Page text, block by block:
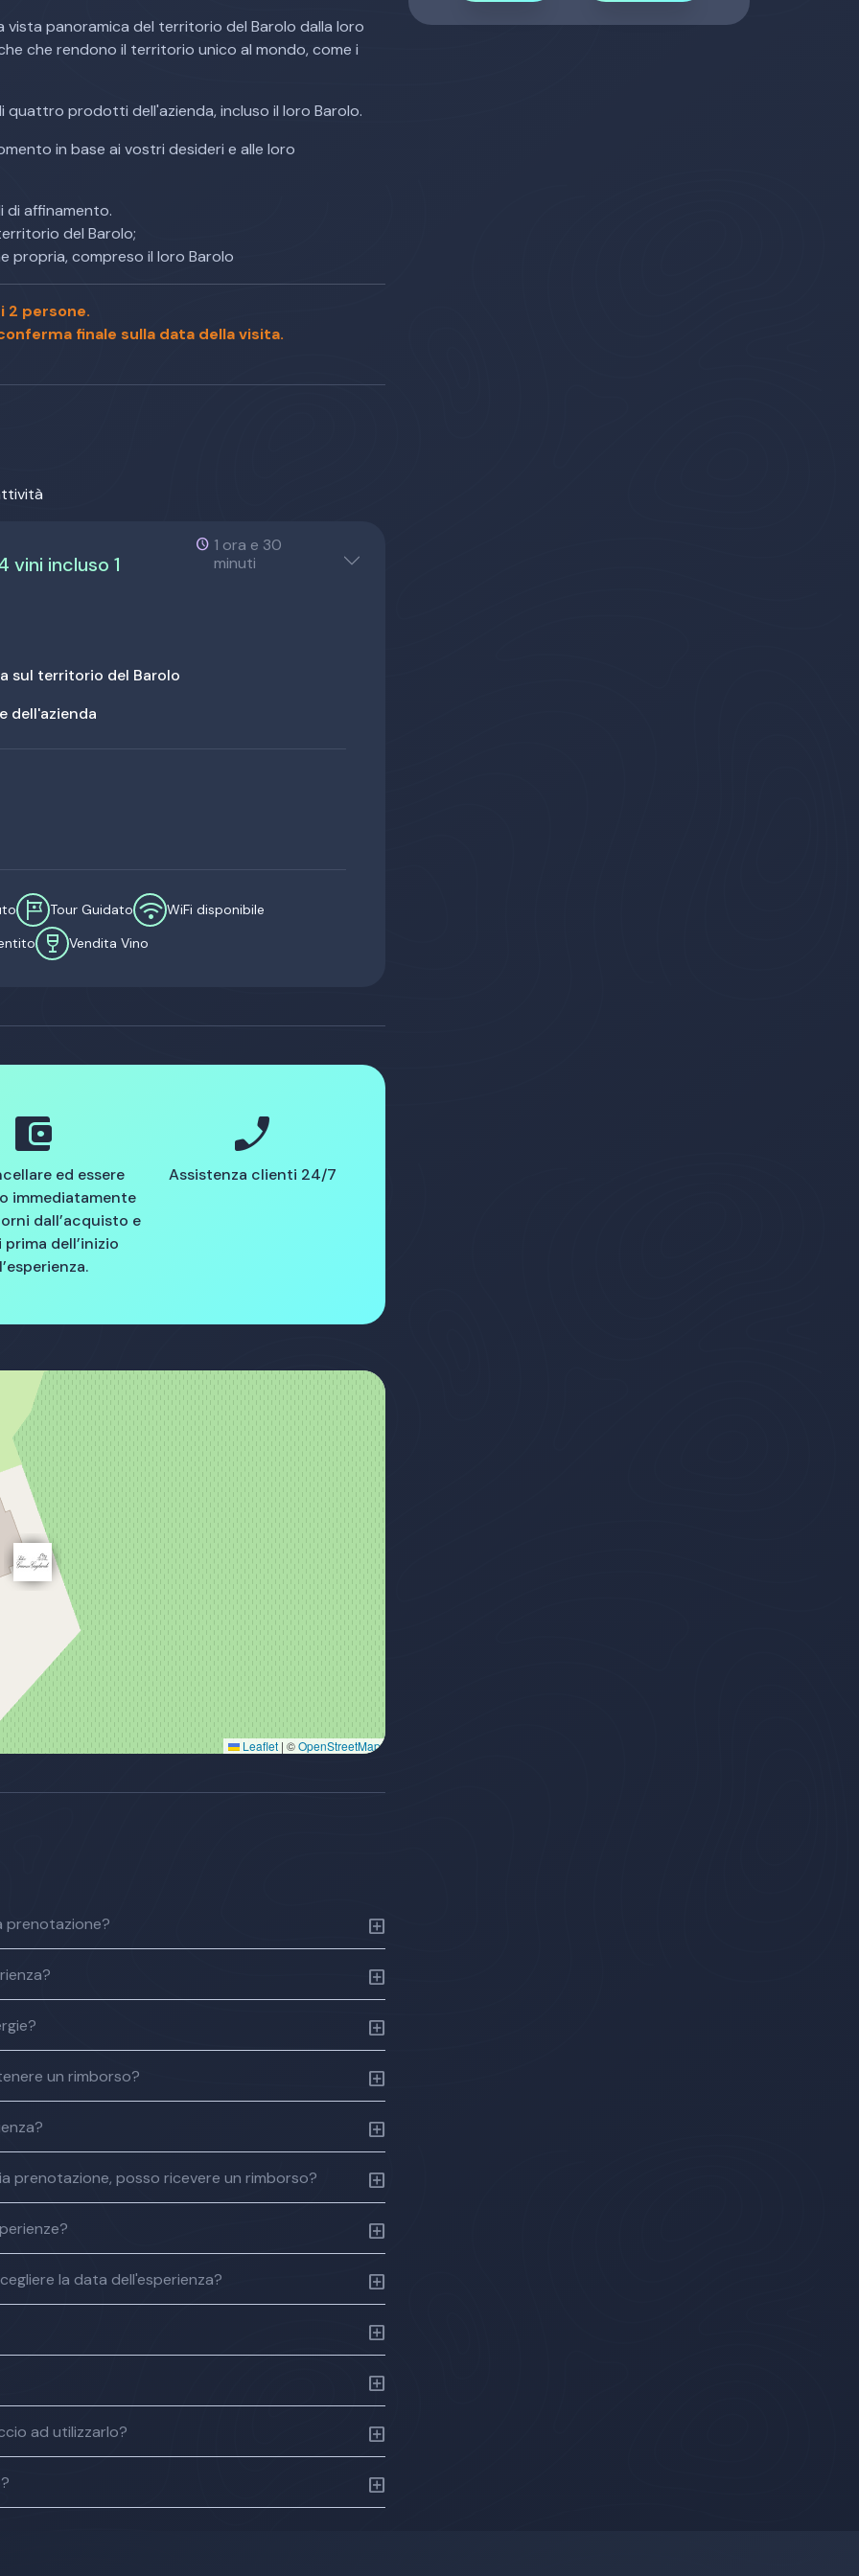
vista panoramica del territorio del Barolo dalla loro
che rendono il territorio unico al mondo, come i
quattro prodotti dell'azienda, incluso il loro Barolo.
in base ai vostri desideri e alle loro
di affinamento.
del Barolo;
propria, compreso il loro Barolo
2 persone.
finale sulla data della visita.
vini incluso 1
1 ora e 30
minuti
sul territorio del Barolo
dell'azienda
tour Tour Guidato wifi WiFi disponibile
wine_bar Vendita Vino
account_balance_wallet
ed essere
immediatamente
dall’acquisto e
dell’inizio
phone_enabled
Assistenza clienti 24/7
Leaflet | ©OpenStreetMap
prenotazione?
un rimborso?
prenotazione, posso ricevere un rimborso?
la data dell'esperienza?
ad utilizzarlo?